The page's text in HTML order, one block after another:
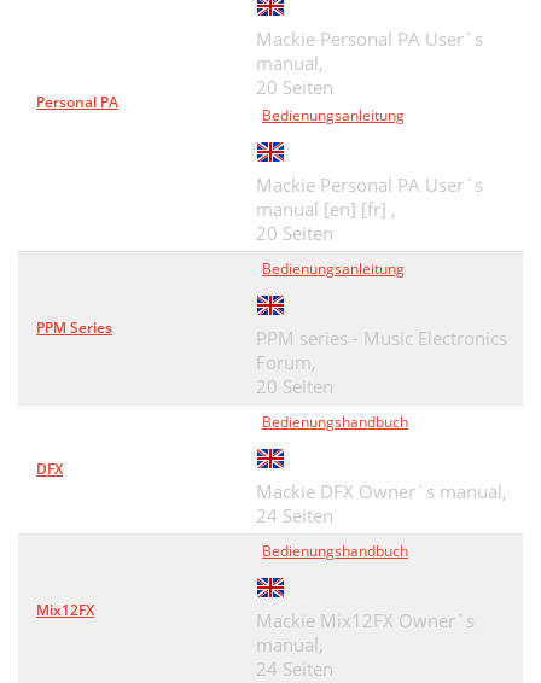
Personal PA
Mackie Personal PA User`s
manual,
20 Seiten
Bedienungsanleitung
Mackie Personal PA User`s
manual [en] [fr] ,
20 Seiten
PPM Series
Bedienungsanleitung
PPM series - Music Electronics
Forum,
20 Seiten
DFX
Bedienungshandbuch
Mackie DFX Owner`s manual,
24 Seiten
Mix12FX
Bedienungshandbuch
Mackie Mix12FX Owner`s
manual,
24 Seiten